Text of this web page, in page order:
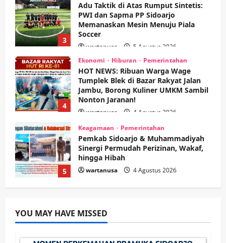
4
HOT NEWS: Ribuan Warga Wage
Tumplek Blek di Bazar Rakyat Jalan
Jambu, Borong Kuliner UMKM Sambil
Nonton Jaranan!
wartanusa 4 Agustus 2026
5
Keagamaan Pemerintahan
Pemkab Sidoarjo & Muhammadiyah
Sinergi Permudah Perizinan, Wakaf,
hingga Hibah
wartanusa 4 Agustus 2026
1
Kesehatan Pemerintahan
Ubah Lahan Tidur Jadi Cuan: Wabup
Sidoarjo Apresiasi Inovasi Teh Daun
Kumis Kucing Produk Anggota TNI AL
wartanusa 8 Agustus 2026
2
PANAS! Kalah Tender Proyek RSUD
Sibar Rp 9,9 M, Beranikah CV Tiga
Jaminan Rp 100 Juta?
YOU MAY HAVE MISSED